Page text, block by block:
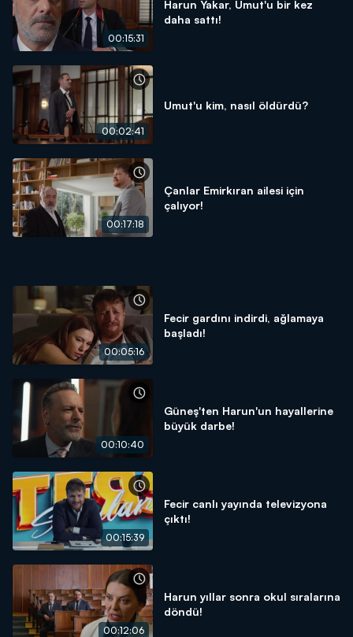
00:15:31
Harun Yakar, Umut'u bir kez
daha sattı!
00:02:41
Umut'u kim, nasıl öldürdü?
00:17:18
Çanlar Emirkıran ailesi için
çalıyor!
00:05:16
Fecir gardını indirdi, ağlamaya
başladı!
00:10:40
Güneş'ten Harun'un hayallerine
büyük darbe!
00:15:39
Fecir canlı yayında televizyona
çıktı!
00:12:06
Harun yıllar sonra okul sıralarına
döndü!